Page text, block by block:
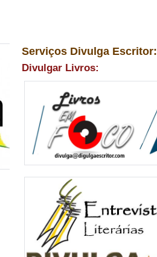
Serviços Divulga Escritor:
Divulgar Livros: